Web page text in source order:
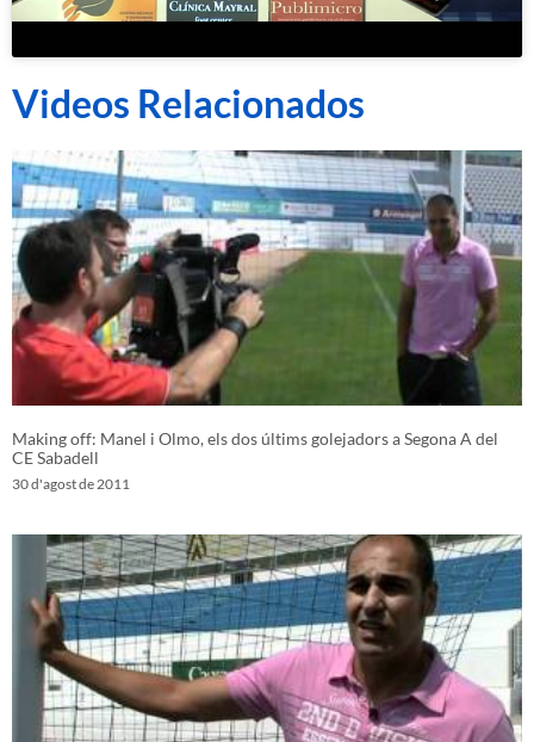
Videos Relacionados
Making off: Manel i Olmo, els dos últims golejadors a Segona A del
CE Sabadell
30 d'agost de 2011